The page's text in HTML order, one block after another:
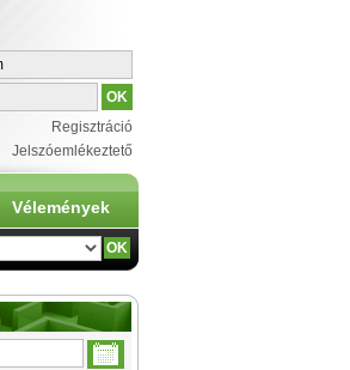
Regisztráció
Jelszóemlékeztető
Vélemények